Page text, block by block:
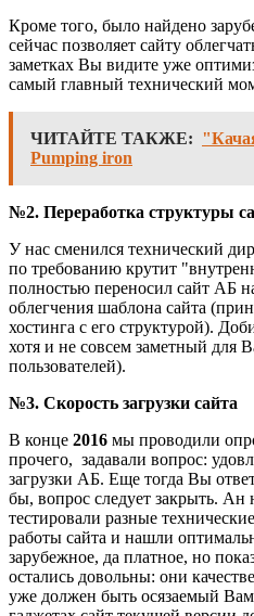
Кроме того, было найдено
сейчас позволяет сайту
заметках Вы видите уже
самый главный технический
ЧИТАЙТЕ ТАКЖЕ:
Pumping iron
№2. Переработка структуры
У нас сменился технический
по требованию крутит
полностью переносил сайт АБ
облегчения шаблона сайта
хостинга с его структурой).
хотя и не совсем заметный для
пользователей).
№3. Скорость загрузки сайта
В конце 2016 мы проводили
прочего, задавали вопрос:
загрузки АБ. Еще тогда Вы
бы, вопрос следует закрыть. Ан
тестировали разные
работы сайта и нашли
зарубежное, да платное, но
остались довольны: они
уже должен быть осязаемый